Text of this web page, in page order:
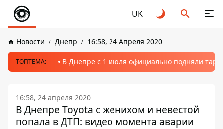
UK
Новости Днепр 16:58, 24 Апреля 2020
ТОПТЕМА: В Днепре с 1 июля официально подняли
16:58, 24 апреля 2020
В Днепре Toyota c женихом и невестой
попала в ДТП: видео момента аварии